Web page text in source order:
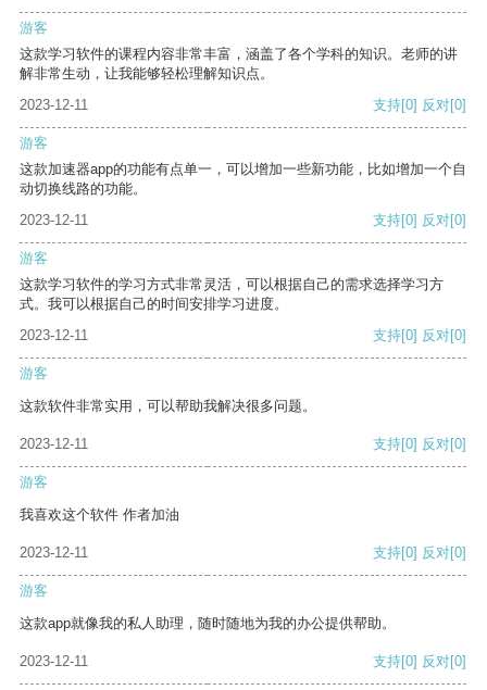
游客
这款学习软件的课程内容非常丰富，涵盖了各个学科的知识。老师的讲
解非常生动，让我能够轻松理解知识点。
2023-12-11
支持[0] 反对[0]
游客
这款加速器app的功能有点单一，可以增加一些新功能，比如增加一个自
动切换线路的功能。
2023-12-11
支持[0] 反对[0]
游客
这款学习软件的学习方式非常灵活，可以根据自己的需求选择学习方
式。我可以根据自己的时间安排学习进度。
2023-12-11
支持[0] 反对[0]
游客
这款软件非常实用，可以帮助我解决很多问题。
2023-12-11 支持[0] 反对[0]
游客
我喜欢这个软件 作者加油
2023-12-11 支持[0] 反对[0]
游客
这款app就像我的私人助理，随时随地为我的办公提供帮助。
2023-12-11 支持[0] 反对[0]